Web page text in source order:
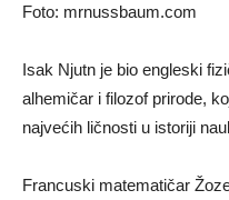
Foto: mrnussbaum.com
Isak Njutn je bio engleski
alhemičar i filozof prirode,
najvećih ličnosti u istoriji
Francuski matematičar